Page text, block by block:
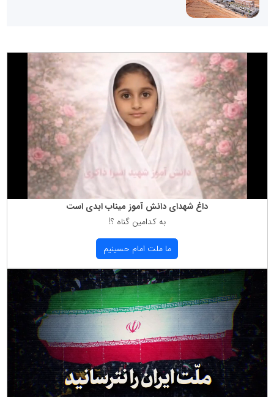
داغ شهدای دانش آموز میناب ابدی است
به كدامین گناه ؟!
ما ملت امام حسینیم